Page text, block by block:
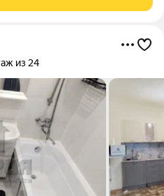
из 24